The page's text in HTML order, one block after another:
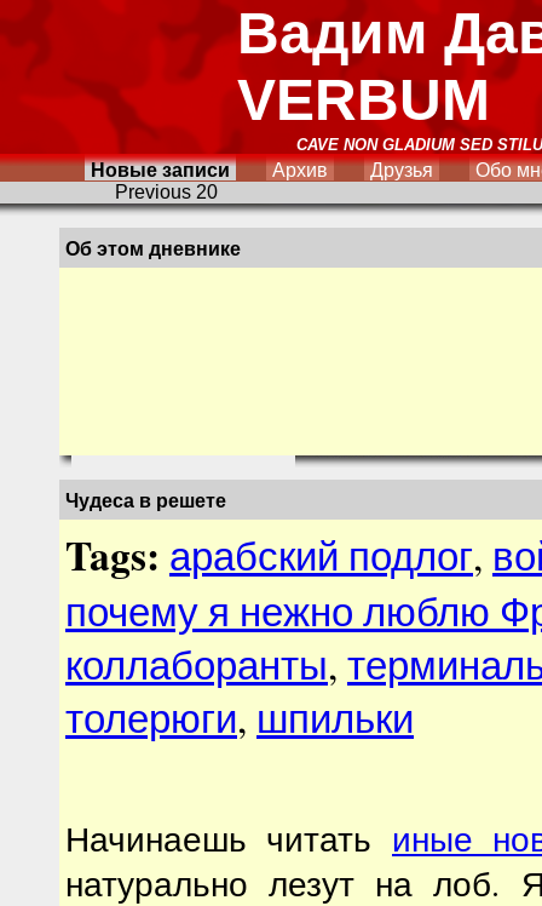
Вадим
VERBUM
CAVE NON GLADIUM SED
Новые записи Архив Друзья
Обо
Previous 20
Об этом дневнике
Чудеса в решете
Tags: арабский подлог,
почему я нежно люблю
коллаборанты,
толерюги, шпильки
Начинаешь читать иные
натурально лезут на лоб.